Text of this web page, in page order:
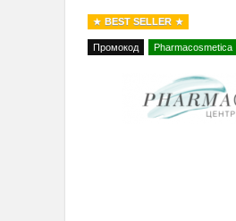
BEST SELLER
Промокод Pharmacosmetica